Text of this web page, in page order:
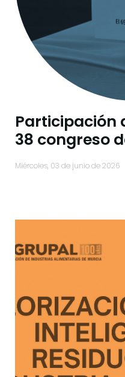
Participación
38 congreso
miércoles, 03 de junio de 2026